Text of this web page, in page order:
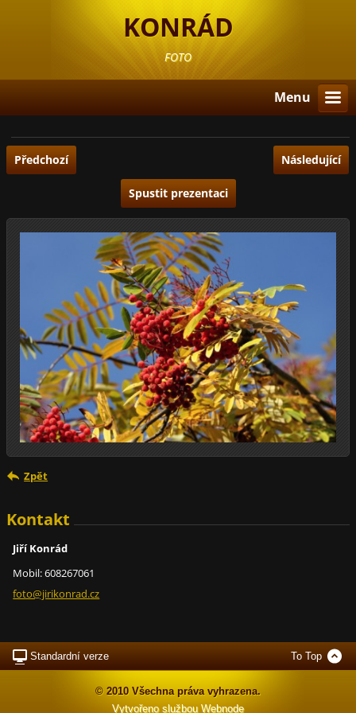
KONRÁD
FOTO
Menu
Předchozí Následující
Spustit prezentaci
Zpět
Kontakt
Jiří Konrád
Mobil: 608267061
foto@jirikonrad.cz
Standardní verze To Top
© 2010 Všechna práva vyhrazena.
Vytvořeno službou Webnode